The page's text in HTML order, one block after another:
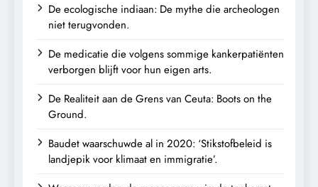
De ecologische indiaan: De mythe die archeologen
niet terugvonden.
De medicatie die volgens sommige kankerpatiënten
verborgen blijft voor hun eigen arts.
De Realiteit aan de Grens van Ceuta: Boots on the
Ground.
Baudet waarschuwde al in 2020: ‘Stikstofbeleid is
landjepik voor klimaat en immigratie’.